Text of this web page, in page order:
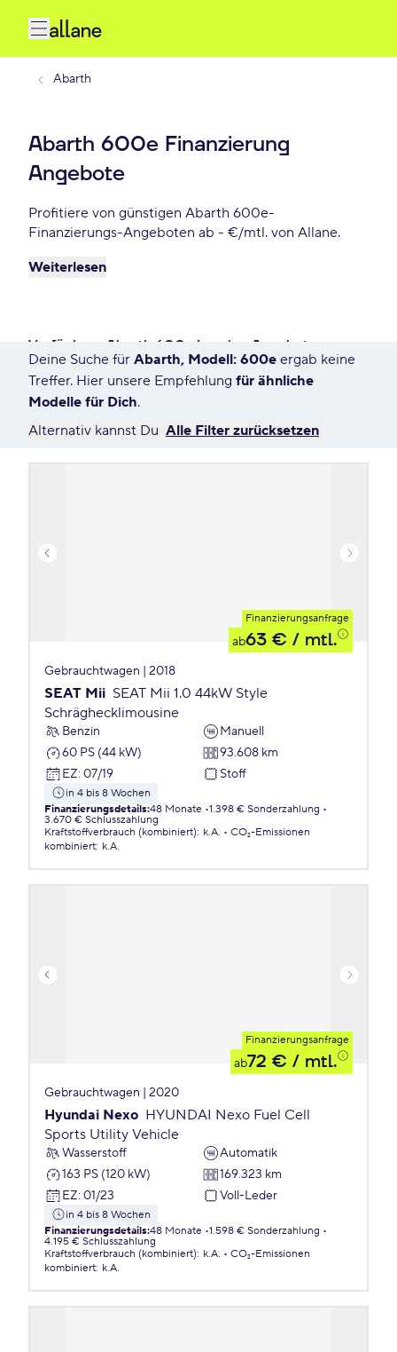
Abarth
Abarth 600e Finanzierung
Angebote
Profitiere von günstigen Abarth 600e-
Finanzierungs-Angeboten ab - €/mtl. von Allane.
Weiterlesen
Verfügbare Abarth 600e Leasing Angebote
1756 Angebote für Deine Suche
Deine Suche für Abarth, Modell: 600e ergab keine
Treffer. Hier unsere Empfehlung für ähnliche
Modelle für Dich.
Alternativ kannst Du Alle Filter zurücksetzen
Finanzierungsanfrage
ab63 € / mtl.
Gebrauchtwagen | 2018
SEAT Mii SEAT Mii 1.0 44kW Style
Schräghecklimousine
Benzin
Manuell
60 PS (44 kW)
93.608 km
EZ: 07/19 Stoff
in 4 bis 8 Wochen
Finanzierungsdetails:48 Monate 1.398 € Sonderzahlung
3.670 € Schlusszahlung
Kraftstoffverbrauch (kombiniert): k.A.
CO₂-Emissionen
kombiniert: k.A.
Finanzierungsanfrage
ab72 € / mtl.
Gebrauchtwagen | 2020
Hyundai Nexo HYUNDAI Nexo Fuel Cell
Sports Utility Vehicle
Wasserstoff
Automatik
163 PS (120 kW)
169.323 km
EZ: 01/23 Voll-Leder
in 4 bis 8 Wochen
Finanzierungsdetails:48 Monate 1.598 € Sonderzahlung
4.195 € Schlusszahlung
Kraftstoffverbrauch (kombiniert): k.A.
CO₂-Emissionen
kombiniert: k.A.